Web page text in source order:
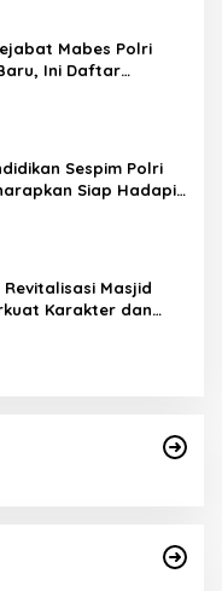
Mabes Polri
Ini Daftar
Sespim Polri
Siap Hadapi
Masjid
Karakter dan